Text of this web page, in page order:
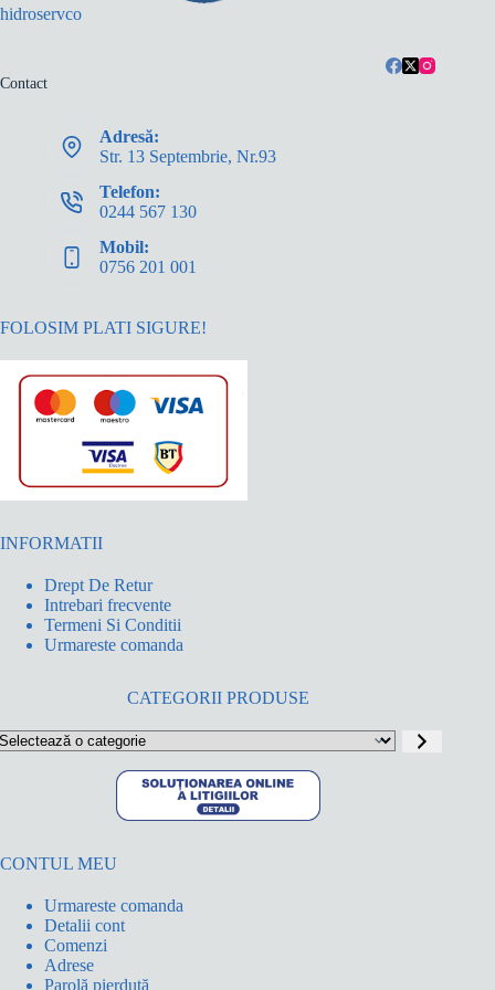
hidroservco
Contact
Adresă:
Str. 13 Septembrie, Nr.93
Telefon:
0244 567 130
Mobil:
0756 201 001
FOLOSIM PLATI SIGURE!
INFORMATII
Drept De Retur
Intrebari frecvente
Termeni Si Conditii
Urmareste comanda
CATEGORII PRODUSE
CONTUL MEU
Urmareste comanda
Detalii cont
Comenzi
Adrese
Parolă pierdută